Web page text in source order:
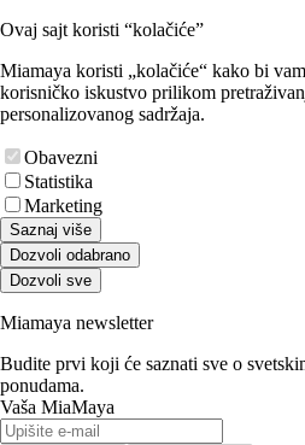
Ovaj sajt koristi “kolačiće”
Miamaya koristi „kolačiće“ kako bi
korisničko iskustvo prilikom
personalizovanog sadržaja.
Obavezni
Statistika
Marketing
Saznaj više
Dozvoli odabrano
Dozvoli sve
Miamaya newsletter
Budite prvi koji će saznati sve o
ponudama.
Vaša MiaMaya